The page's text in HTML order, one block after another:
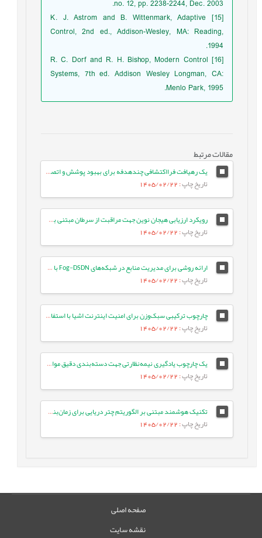
no. 12, pp. 2238-2244, Dec. 2003.
[15] K. J. Astrom and B. Wittenmark, Adaptive
Control, 2nd ed., Addison-Wesley, MA: Reading,
1994.
[16] R. C. Dorf and R. H. Bishop, Modern Control
Systems, 7th ed. Addison Wesley Longman, CA:
Menlo Park, 1995.
مقالات مرتبط
یک رهیافت فرااکتشافی چندهدفه برای بهبود پوشش و اتصال در شبکه‌های حسگر بی‌سیم
تاریخ چاپ: 1405/02/22
رویکرد ارزیابی هیجان نوین جهت مراقبت از سرطان مبتنی بر مدل‌های زبانی بزرگ
تاریخ چاپ: 1405/02/22
ارائه روشی برای مدیریت منابع در شبکه‌های Fog-DSDN با بهره‌گیری از معماری میکروسرویس و شبکه‌های ESN
تاریخ چاپ: 1405/02/22
چارچوب ترکیبی سبک‌وزن برای امنیت اینترنت اشیا با استفاده از جنگل تصادفی بهینه و انتخاب ویژگی تطبیقی در معماری لبه-ابری
تاریخ چاپ: 1405/02/22
یک چارچوب یادگیری نیمه‌نظارتی جهت دسته‌بندی دقیق موارد آزمون با بهره‌گیری از تعبیه‌های زبانی و ویژگی‌های معنایی متن
تاریخ چاپ: 1405/02/22
تکنیک هوشمند مبتنی بر الگوریتم چتر دریایی برای زمان‌بندی وظایف بر اساس اولویت در شبکه‌های IoT/Fog
تاریخ چاپ: 1405/02/22
صفحه اصلی
نقشه سایت